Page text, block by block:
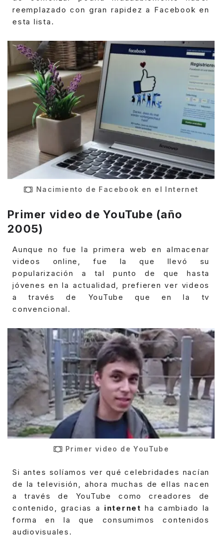
reemplazado con gran rapidez a Facebook en
esta lista.
Nacimiento de Facebook en el Internet
Primer video de YouTube (año
2005)
Aunque no fue la primera web en almacenar
videos online, fue la que llevó su
popularización a tal punto de que hasta
jóvenes en la actualidad, prefieren ver videos
a través de YouTube que en la tv
convencional.
Primer video de YouTube
Si antes solíamos ver qué celebridades nacían
de la televisión, ahora muchas de ellas nacen
a través de YouTube como creadores de
contenido, gracias a internet ha cambiado la
forma en la que consumimos contenidos
audiovisuales.